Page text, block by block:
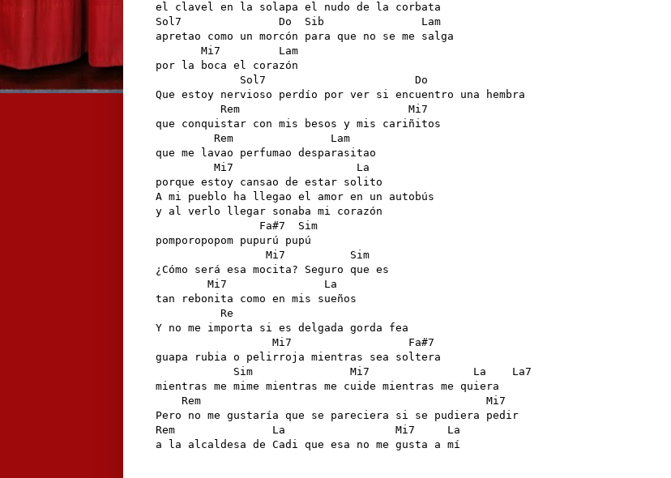
el clavel en la solapa el nudo de la corbata
Sol7               Do  Sib               Lam
apretao como un morcón para que no se me salga
       Mi7         Lam
por la boca el corazón
             Sol7                       Do
Que estoy nervioso perdío por ver si encuentro una hembra
          Rem                          Mi7
que conquistar con mis besos y mis cariñitos
         Rem               Lam
que me lavao perfumao desparasitao
         Mi7                   La
porque estoy cansao de estar solito
A mi pueblo ha llegao el amor en un autobús
y al verlo llegar sonaba mi corazón
                Fa#7  Sim
pomporopopom pupurú pupú
                 Mi7          Sim
¿Cómo será esa mocita? Seguro que es
        Mi7               La
tan rebonita como en mis sueños
          Re
Y no me importa si es delgada gorda fea
                  Mi7                  Fa#7
guapa rubia o pelirroja mientras sea soltera
            Sim               Mi7                La    La7
mientras me mime mientras me cuide mientras me quiera
    Rem                                            Mi7
Pero no me gustaría que se pareciera si se pudiera pedir
Rem               La                 Mi7     La
a la alcaldesa de Cadi que esa no me gusta a mí